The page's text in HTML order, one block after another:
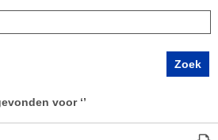
voor ‘’